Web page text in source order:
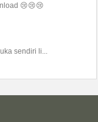
😢😢😢
sendiri li...